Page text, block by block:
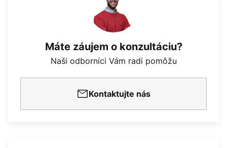
Máte záujem o konzultáciu?
Naši odborníci Vám radi pomôžu
Kontaktujte nás